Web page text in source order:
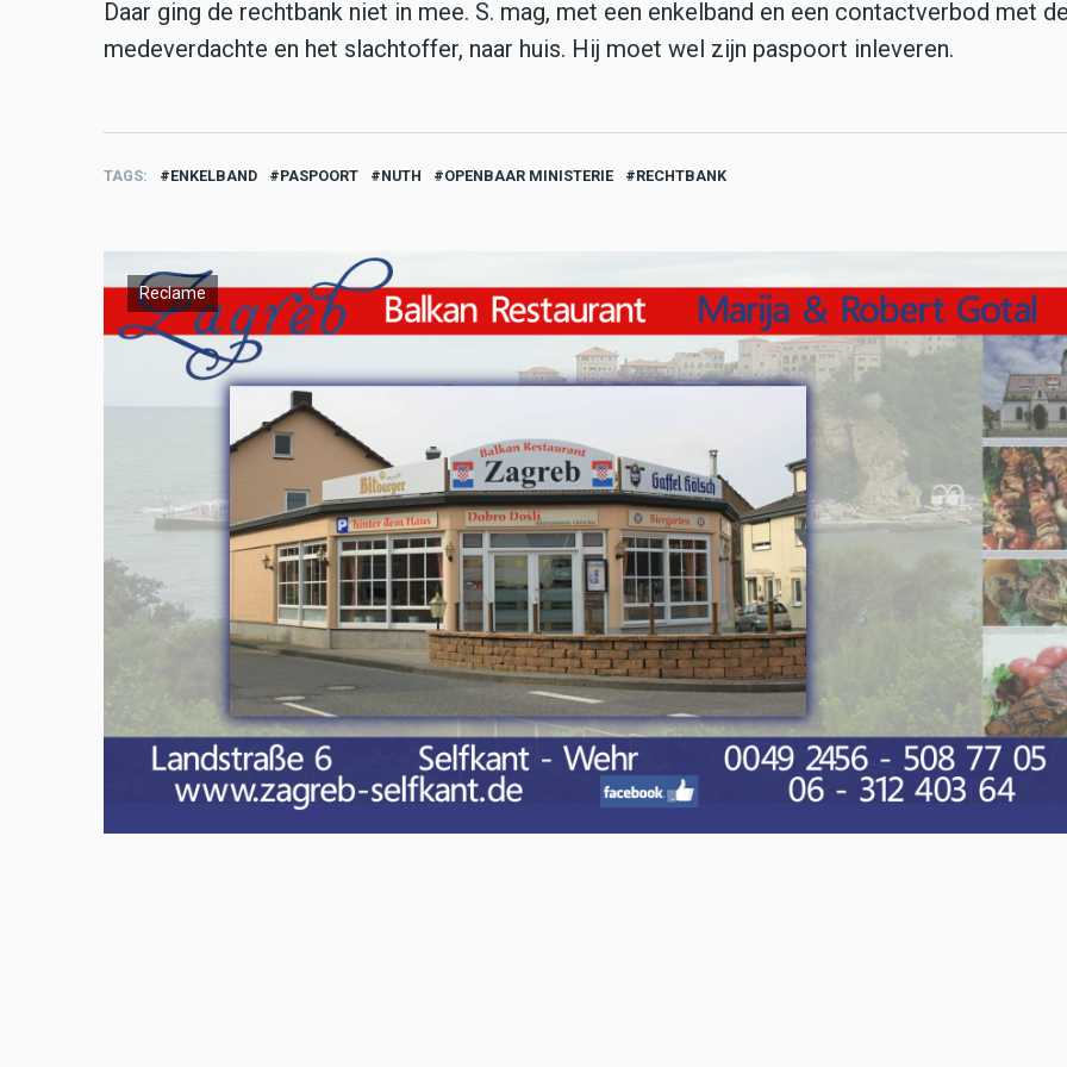
Daar ging de rechtbank niet in mee. S. mag, met een enkelband en een contactverbod met
medeverdachte en het slachtoffer, naar huis. Hij moet wel zijn paspoort inleveren.
TAGS ENKELBAND PASPOORT NUTH OPENBAAR MINISTERIE RECHTBANK
Reclame